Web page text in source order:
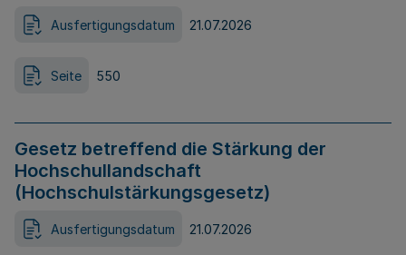
Ausfertigungsdatum 21.07.2026
Seite 550
Gesetz betreffend die Stärkung der
Hochschullandschaft
(Hochschulstärkungsgesetz)
Ausfertigungsdatum 21.07.2026